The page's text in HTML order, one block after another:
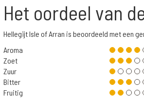
Het oordeel van
Hellegijt Isle of Arran is beoordeeld met een
Aroma
Zoet
Zuur
Bitter
Fruitig